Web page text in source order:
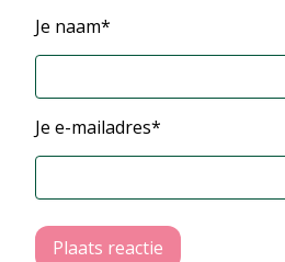
Je naam*
Je e-mailadres*
Plaats reactie